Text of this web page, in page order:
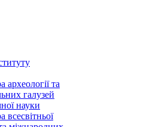
археології та
галузей
науки
всесвітньої